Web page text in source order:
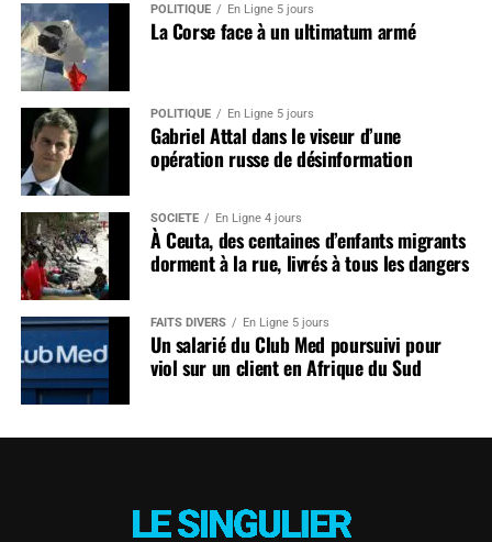
POLITIQUE En Ligne 5 jours
La Corse face à un ultimatum armé
POLITIQUE En Ligne 5 jours
Gabriel Attal dans le viseur d’une
opération russe de désinformation
SOCIÉTÉ En Ligne 4 jours
À Ceuta, des centaines d’enfants migrants
dorment à la rue, livrés à tous les dangers
FAITS DIVERS En Ligne 5 jours
Un salarié du Club Med poursuivi pour
viol sur un client en Afrique du Sud